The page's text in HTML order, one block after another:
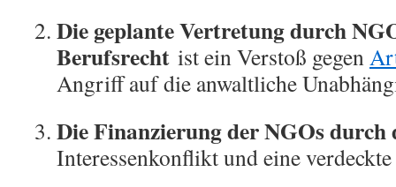
Die geplante Vertretung durch
Berufsrecht ist ein Verstoß gegen
Angriff auf die anwaltliche
Die Finanzierung der NGOs durch
Interessenkonflikt und eine